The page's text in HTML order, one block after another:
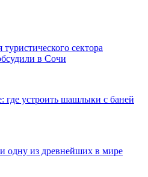
сектора
в Сочи
где устроить шашлыки с баней
одну из древнейших в мире